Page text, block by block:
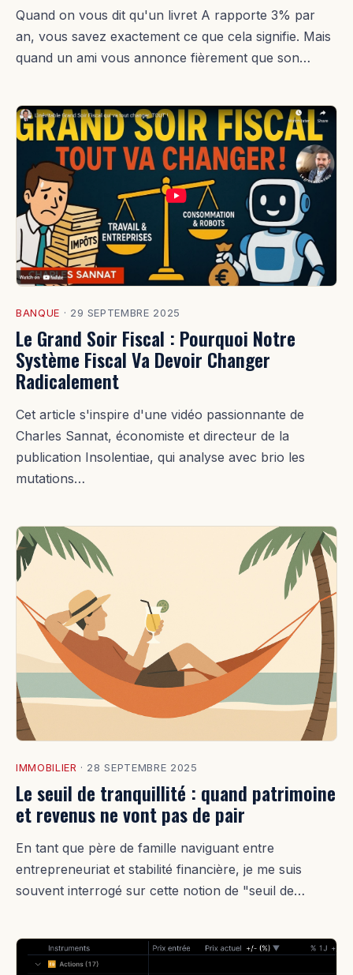
Quand on vous dit qu'un livret A rapporte 3% par
an, vous savez exactement ce que cela signifie. Mais
quand un ami vous annonce fièrement que son…
BANQUE · 29 SEPTEMBRE 2025
Le Grand Soir Fiscal : Pourquoi Notre
Système Fiscal Va Devoir Changer
Radicalement
Cet article s'inspire d'une vidéo passionnante de
Charles Sannat, économiste et directeur de la
publication Insolentiae, qui analyse avec brio les
mutations…
IMMOBILIER · 28 SEPTEMBRE 2025
Le seuil de tranquillité : quand patrimoine
et revenus ne vont pas de pair
En tant que père de famille naviguant entre
entrepreneuriat et stabilité financière, je me suis
souvent interrogé sur cette notion de "seuil de…